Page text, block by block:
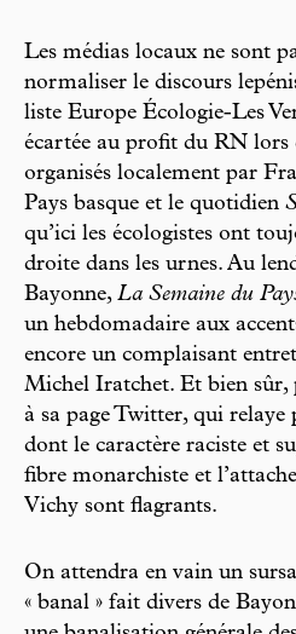
Les médias locaux ne sont
normaliser le discours
liste Europe Écologie-Les
écartée au profit du RN lors
organisés localement par
Pays basque et le quotidien
qu’ici les écologistes ont
droite dans les urnes. Au
Bayonne, La Semaine du
un hebdomadaire aux
encore un complaisant
Michel Iratchet. Et bien sûr,
à sa page Twitter, qui
dont le caractère raciste et
fibre monarchiste et
Vichy sont flagrants.
On attendra en vain un
« banal » fait divers de